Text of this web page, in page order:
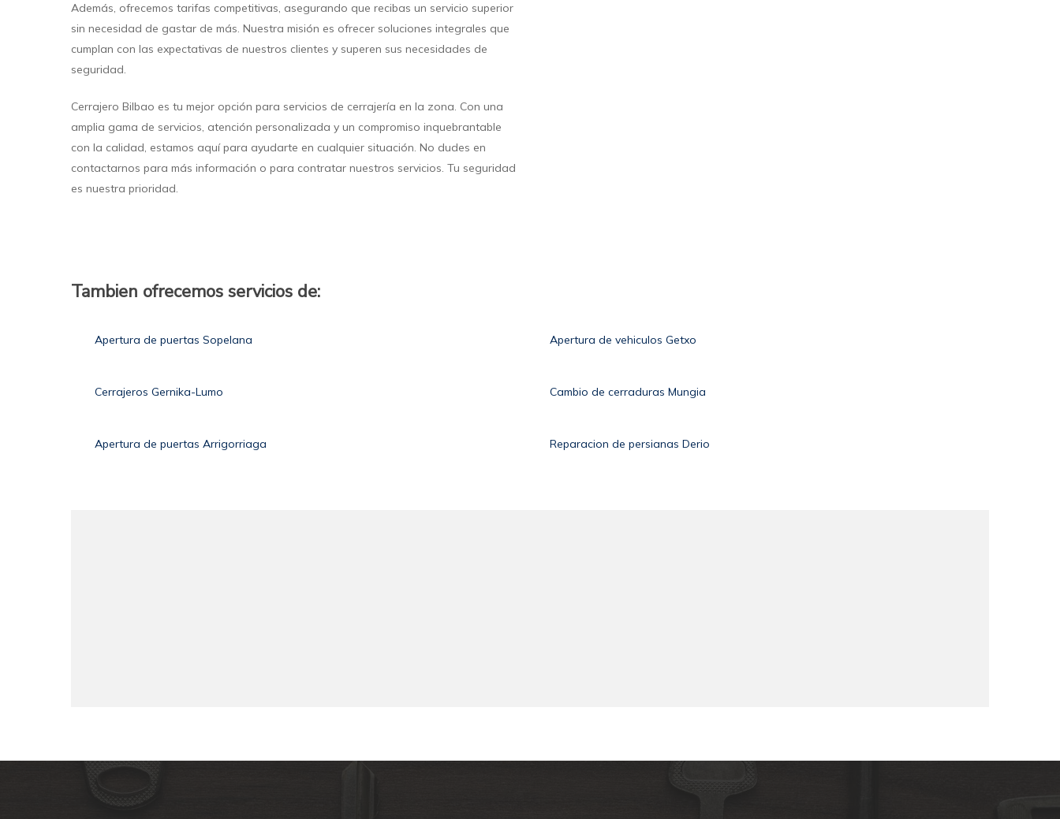
Además, ofrecemos tarifas competitivas, asegurando que recibas un servicio superior
sin necesidad de gastar de más. Nuestra misión es ofrecer soluciones integrales que
cumplan con las expectativas de nuestros clientes y superen sus necesidades de
seguridad.
Cerrajero Bilbao es tu mejor opción para servicios de cerrajería en la zona. Con una
amplia gama de servicios, atención personalizada y un compromiso inquebrantable
con la calidad, estamos aquí para ayudarte en cualquier situación. No dudes en
contactarnos para más información o para contratar nuestros servicios. Tu seguridad
es nuestra prioridad.
Tambien ofrecemos servicios de:
Apertura de puertas Sopelana Apertura de vehiculos Getxo
Cerrajeros Gernika-Lumo Cambio de cerraduras Mungia
Apertura de puertas Arrigorriaga Reparacion de persianas Derio